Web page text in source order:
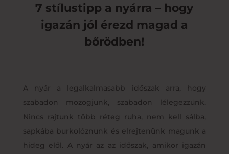
7 stílustipp a nyárra – hogy
igazán jól érezd magad a
bőrödben!
A nyár a legalkalmasabb időszak arra, hogy
szabadon mozogjunk, szabadon lélegezzünk.
Nincs rajtunk több réteg ruha, nem kell sálba,
sapkába burkolóznunk és elrejtenünk magunk a
hideg elől. A nyár az az időszak, amikor igazán